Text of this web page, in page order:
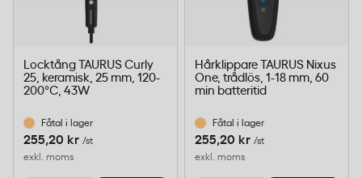
Locktång TAURUS Curly
25, keramisk, 25 mm, 120-
200°C, 43W
Fåtal i lager
255,20 kr /st
exkl. moms
Hårklippare TAURUS Nixus
One, trådlös, 1-18 mm, 60
min batteritid
Fåtal i lager
255,20 kr /st
exkl. moms